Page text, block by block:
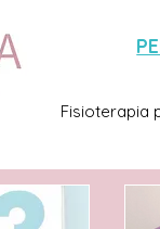
Fisioterapia